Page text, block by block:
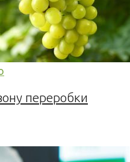
переробки